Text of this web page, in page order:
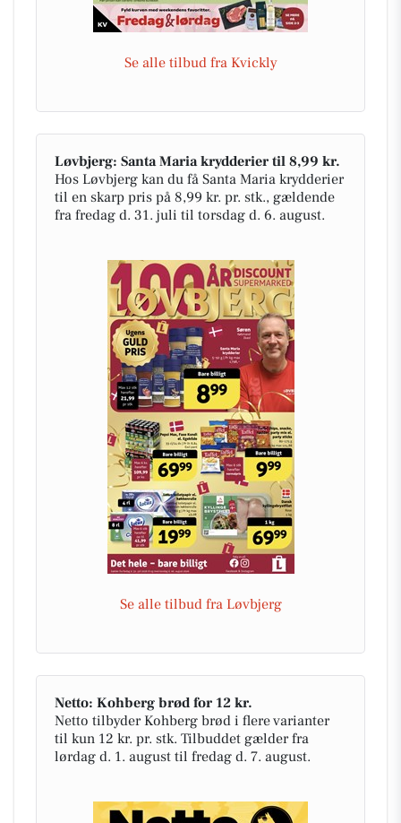
Se alle tilbud fra Kvickly
Løvbjerg: Santa Maria krydderier til 8,99 kr.
Hos Løvbjerg kan du få Santa Maria krydderier
til en skarp pris på 8,99 kr. pr. stk., gældende
fra fredag d. 31. juli til torsdag d. 6. august.
Se alle tilbud fra Løvbjerg
Netto: Kohberg brød for 12 kr.
Netto tilbyder Kohberg brød i flere varianter
til kun 12 kr. pr. stk. Tilbuddet gælder fra
lørdag d. 1. august til fredag d. 7. august.